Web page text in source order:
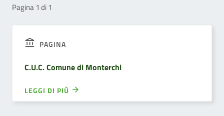
Pagina 1 di 1
PAGINA
C.U.C. Comune di Monterchi
LEGGI DI PIÙ